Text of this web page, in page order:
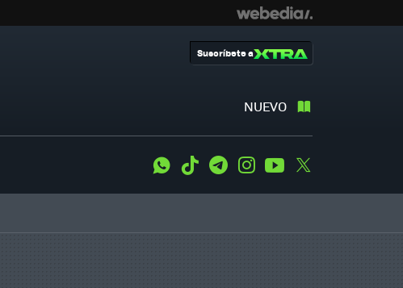
NUEVO
Suscríbete a
WhatsApp
Tiktok TelegramInstagramYoutube